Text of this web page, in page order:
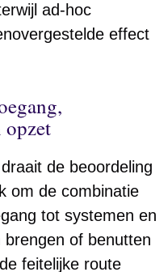
ad-hoc
effect
opzet
de beoordeling
om de combinatie
tot systemen en
brengen of benutten
feitelijke route